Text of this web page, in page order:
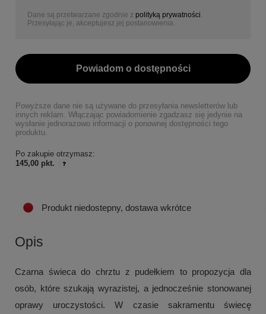
Dane są przetwarzane zgodnie z polityką prywatności
Przesyłając je, akceptujesz jej postanowienia.
Powiadom o dostępności
Powyższe dane nie są używane do przesyłania newsletterów lub
innych reklam. Włączając powiadomienie zgadzasz się jedynie na
wysłanie jednorazowo informacji o ponownej dostępności tego
produktu.
Po zakupie otrzymasz:
145,00 pkt.
Produkt niedostepny, dostawa wkrótce
Opis
Czarna świeca do chrztu z pudełkiem to propozycja dla
osób, które szukają wyrazistej, a jednocześnie stonowanej
oprawy uroczystości. W czasie sakramentu świecę